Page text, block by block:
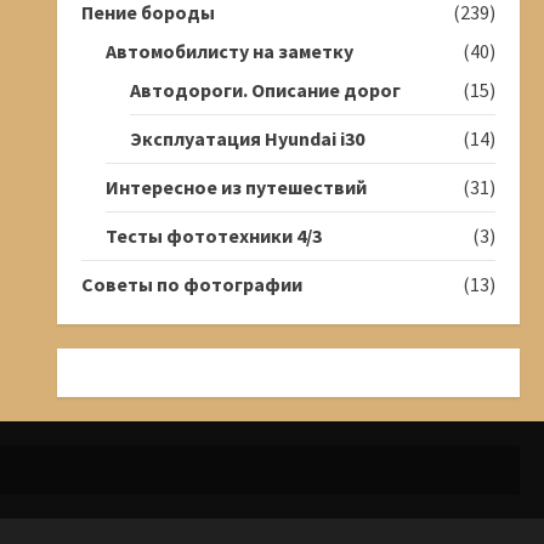
Пение бороды
(239)
Автомобилисту на заметку
(40)
Автодороги. Описание дорог
(15)
Эксплуатация Hyundai i30
(14)
Интересное из путешествий
(31)
Тесты фототехники 4/3
(3)
Советы по фотографии
(13)